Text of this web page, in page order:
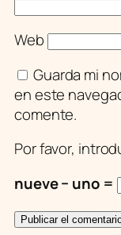
Web
Guarda mi
en este
comente.
Por favor,
nueve − uno =